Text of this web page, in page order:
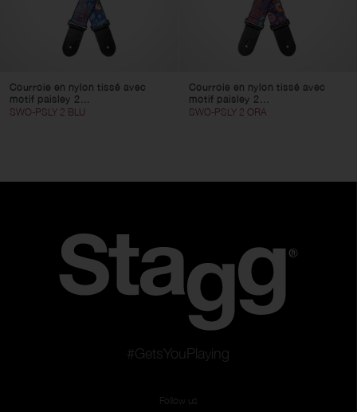
Courroie en nylon tissé avec
motif paisley 2...
SWO-PSLY 2 BLU
Courroie en nylon tissé avec
motif paisley 2...
SWO-PSLY 2 ORA
#GetsYouPlaying
Follow us